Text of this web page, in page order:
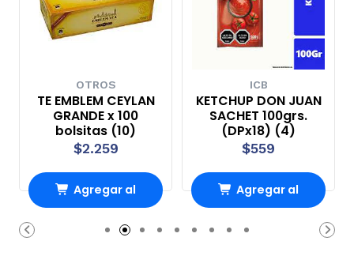
OTROS
TE EMBLEM CEYLAN
GRANDE x 100
bolsitas (10)
$2.259
Agregar al
Carro
ICB
KETCHUP DON JUAN
SACHET 100grs.
(DPx18) (4)
$559
Agregar al
Carro